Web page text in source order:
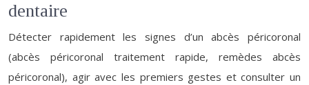
dentaire
Détecter rapidement les signes d’un abcès péricoronal
(abcès péricoronal traitement rapide, remèdes abcès
péricoronal), agir avec les premiers gestes et consulter un